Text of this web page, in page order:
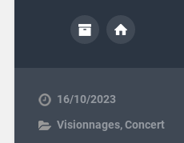
16/10/2023
Visionnages,Concert